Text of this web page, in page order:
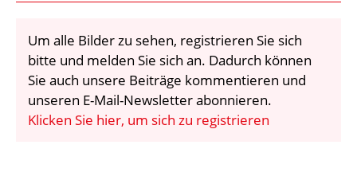
VIDEOS
BIBLIOTHEK
KRAN & BÜHNE
Um alle Bilder zu sehen, registrieren Sie sich
bitte und melden Sie sich an. Dadurch können
Sie auch unsere Beiträge kommentieren und
unseren E-Mail-Newsletter abonnieren.
Klicken Sie hier, um sich zu registrieren